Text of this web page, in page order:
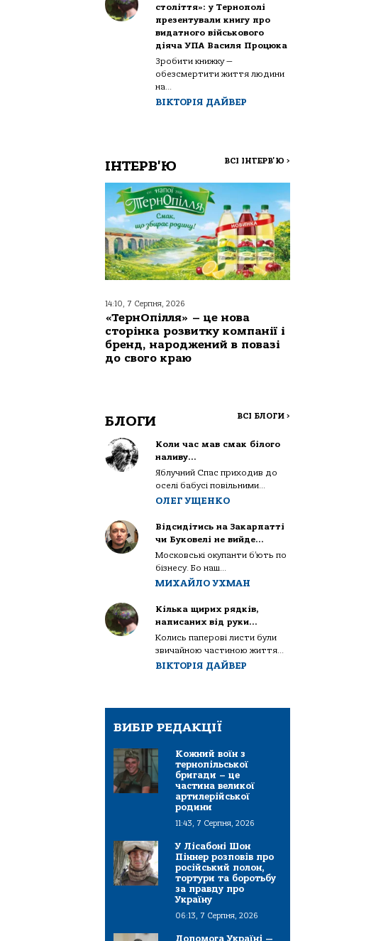
століття»: у Тернополі
презентували книгу про
видатного військового
діяча УПА Василя Процюка
Зробити книжку —
обезсмертити життя людини
на...
ВІКТОРІЯ ДАЙВЕР
ІНТЕРВ'Ю ВСІ ІНТЕРВ'Ю >
14:10, 7 Серпня, 2026
«ТернОпілля» – це нова
сторінка розвитку компанії і
бренд, народжений в повазі
до свого краю
БЛОГИ ВСІ БЛОГИ >
Коли час мав смак білого
наливу…
Яблучний Спас приходив до
оселі бабусі повільними...
ОЛЕГ УЩЕНКО
Відсидітись на Закарпатті
чи Буковелі не вийде…
Московські окупанти б’ють по
бізнесу. Бо наш...
МИХАЙЛО УХМАН
Кілька щирих рядків,
написаних від руки…
Колись паперові листи були
звичайною частиною життя...
ВІКТОРІЯ ДАЙВЕР
ВИБІР РЕДАКЦІЇ
Кожний воїн з
тернопільської
бригади – це
частина великої
артилерійської
родини
11:43, 7 Серпня, 2026
У Лісабоні Шон
Піннер розповів про
російський полон,
тортури та боротьбу
за правду про
Україну
06:13, 7 Серпня, 2026
Допомога Україні —